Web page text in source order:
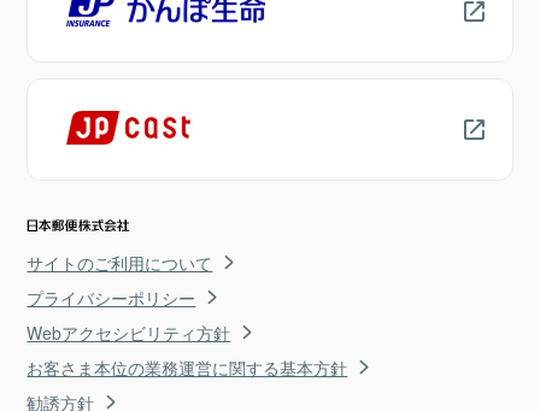
サイトのご利用について
プライバシーポリシー
Webアクセシビリティ方針
お客さま本位の業務運営に関する基本方針
勧誘方針